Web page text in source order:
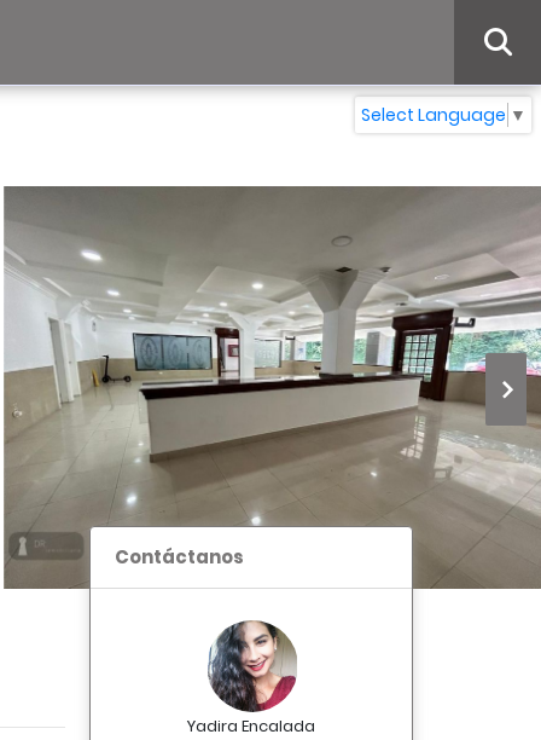
Select Language ▼
Contáctanos
Yadira Encalada